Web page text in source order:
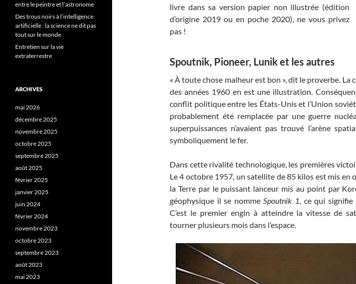
livre dans sa version papier non illustrée (édition
d’origine 2019 ou en poche 2020), ne vous privez
pas !
Spoutnik, Pioneer, Lunik et les autres
« À toute chose malheur est bon », dit le proverbe. La
des années 1960 en est une illustration.
conflit politique entre les États-Unis et l’Union
probablement été remplacée par une guerre
superpuissances n’avaient pas trouvé l’arène
symboliquement le fer.
Dans cette rivalité technologique, les premières
Le 4 octobre 1957, un satellite de 85 kilos est mis en
la Terre par le puissant lanceur mis au point par
géophysique il se nommeSpoutnik 1, ce qui signifie
C’est le premier engin à atteindre la vitesse de
tourner plusieurs mois dans l’espace.
entre le peintre et l’astronome
Des trous noirs à l’intelligence
artificielle : la science ne dit pas
tout sur le monde
Entretien sur la vie
extraterrestre
ARCHIVES
mai 2026
décembre 2025
novembre 2025
octobre 2025
septembre 2025
août 2025
février 2025
janvier 2025
juin 2024
février 2024
novembre 2023
octobre 2023
septembre 2023
août 2023
mai 2023